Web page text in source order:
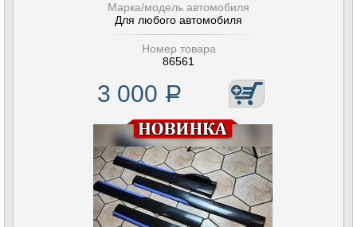
Марка/модель автомобиля
Для любого автомобиля
Номер товара
86561
3 000 Р